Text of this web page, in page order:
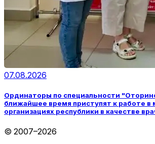
07.08.2026
Ординаторы по специальности
ближайшее время приступят к работе в
организациях республики в качестве
© 2007–2026